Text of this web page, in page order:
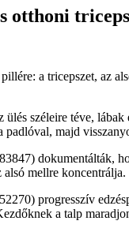
otthoni
a tricepszet, az
ülés széleire téve,
majd
dokumentálták,
alsó mellre koncentrálja.
progresszív
a talp